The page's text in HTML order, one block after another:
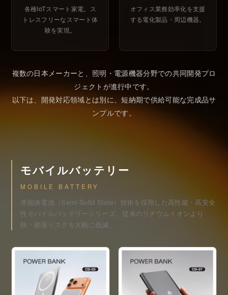
各種IoTスマート家電。ス
トレスフリーなスマート体
験を実現。
オフィス業務効率化を支援
する電化製品・周辺機器。
複数の日本メーカーと、照明・電源機器分野での共同開発プロ
ジェクトが進行中です。
以下は、開発対応領域とは別に、短納期で供給可能な完成品サ
ンプルです。
モバイルバッテリー
MOBILE BATTERY
準固体電池（Semi-Solid State）技術を採用した高性能・高安全
性モバイルバッテリーシリーズ。従来のリチウムイオンより
熱・膨張リスクを大幅に低減。